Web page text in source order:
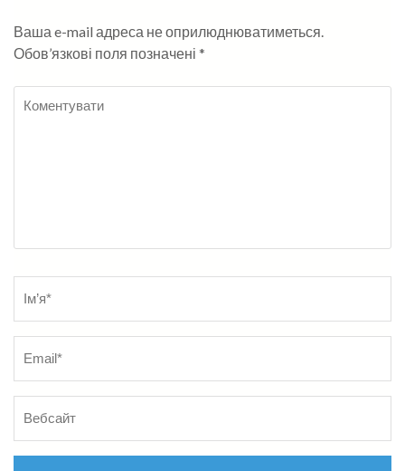
Ваша e-mail адреса не оприлюднюватиметься.
Обов’язкові поля позначені *